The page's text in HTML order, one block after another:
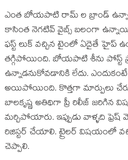
ఎంత బోయపాటి రామ్ ల బ్రాండ్
కాసింత నెగటివ్ వైబ్స్ బలంగా
ఫస్ట్ లుక్ వచ్చిన టైంలో ఏదైతే హైప్
తగ్గిపోయింది. బోయపాటి శీను పోస్ట్
ఉన్నాడనుకోవడానికి లేదు.
అయిపోయింది. కొత్తగా మార్పులు
బాలకృష్ణ అతిథిగా ప్రీ రిలీజ్ జరిగిన
మర్చిపోయారు. ఇప్పుడు వాళ్ళది ఫ్రెష్
రిజిస్టర్ చేయాలి. ట్రైలర్ విషయంలో
చెప్పాలి.